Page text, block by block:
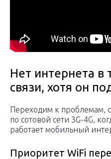
Нет интернета в
связи, хотя он
Переходим к проблемам,
по сотовой сети 3G-4G,
работает мобильный
Приоритет WiFi